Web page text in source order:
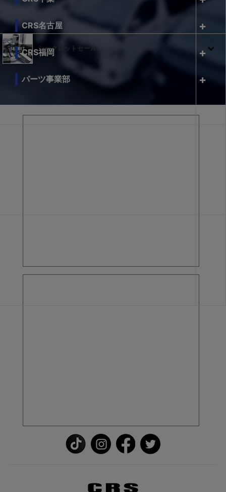
シークレットセール
CRS名古屋
CRS福岡
パーツ事業部